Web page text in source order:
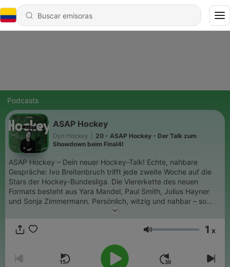
Podcasts
ASAP Hockey
Dyn Hockey
20 - ASAP Hockey - Der Talk zum
Showdown beim Final4!
ASAP Hockey – Dein neuer Hockey-Talk! Echte, nahbare
Gespräche: Ivo Breitenbruch trifft jede zweite Woche auf die
Stars der Hockey-Bundesliga. Die Viererkette des neuen
Formats besteht aus Yara Mandel, Paul Smith, Julius Hayner
und Sonja Zimmermann. Persönlich, witzig und nahbar – so
hast du die Spieler:innen noch nie erlebt. Wir erzählen
die Hockey so besonders machen.
Volumen 1 x